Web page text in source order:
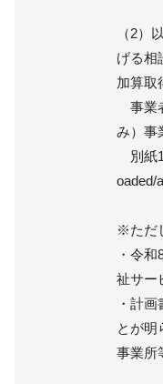
（2）
げる相
加算取
事業
み）事
別紙1
oaded/
※ただ
・令
祉サー
・計
とが明
事業所